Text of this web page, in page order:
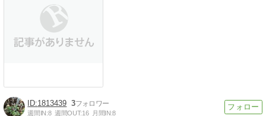
1813439 3
週間IN:8 週間OUT:16 月間IN:8